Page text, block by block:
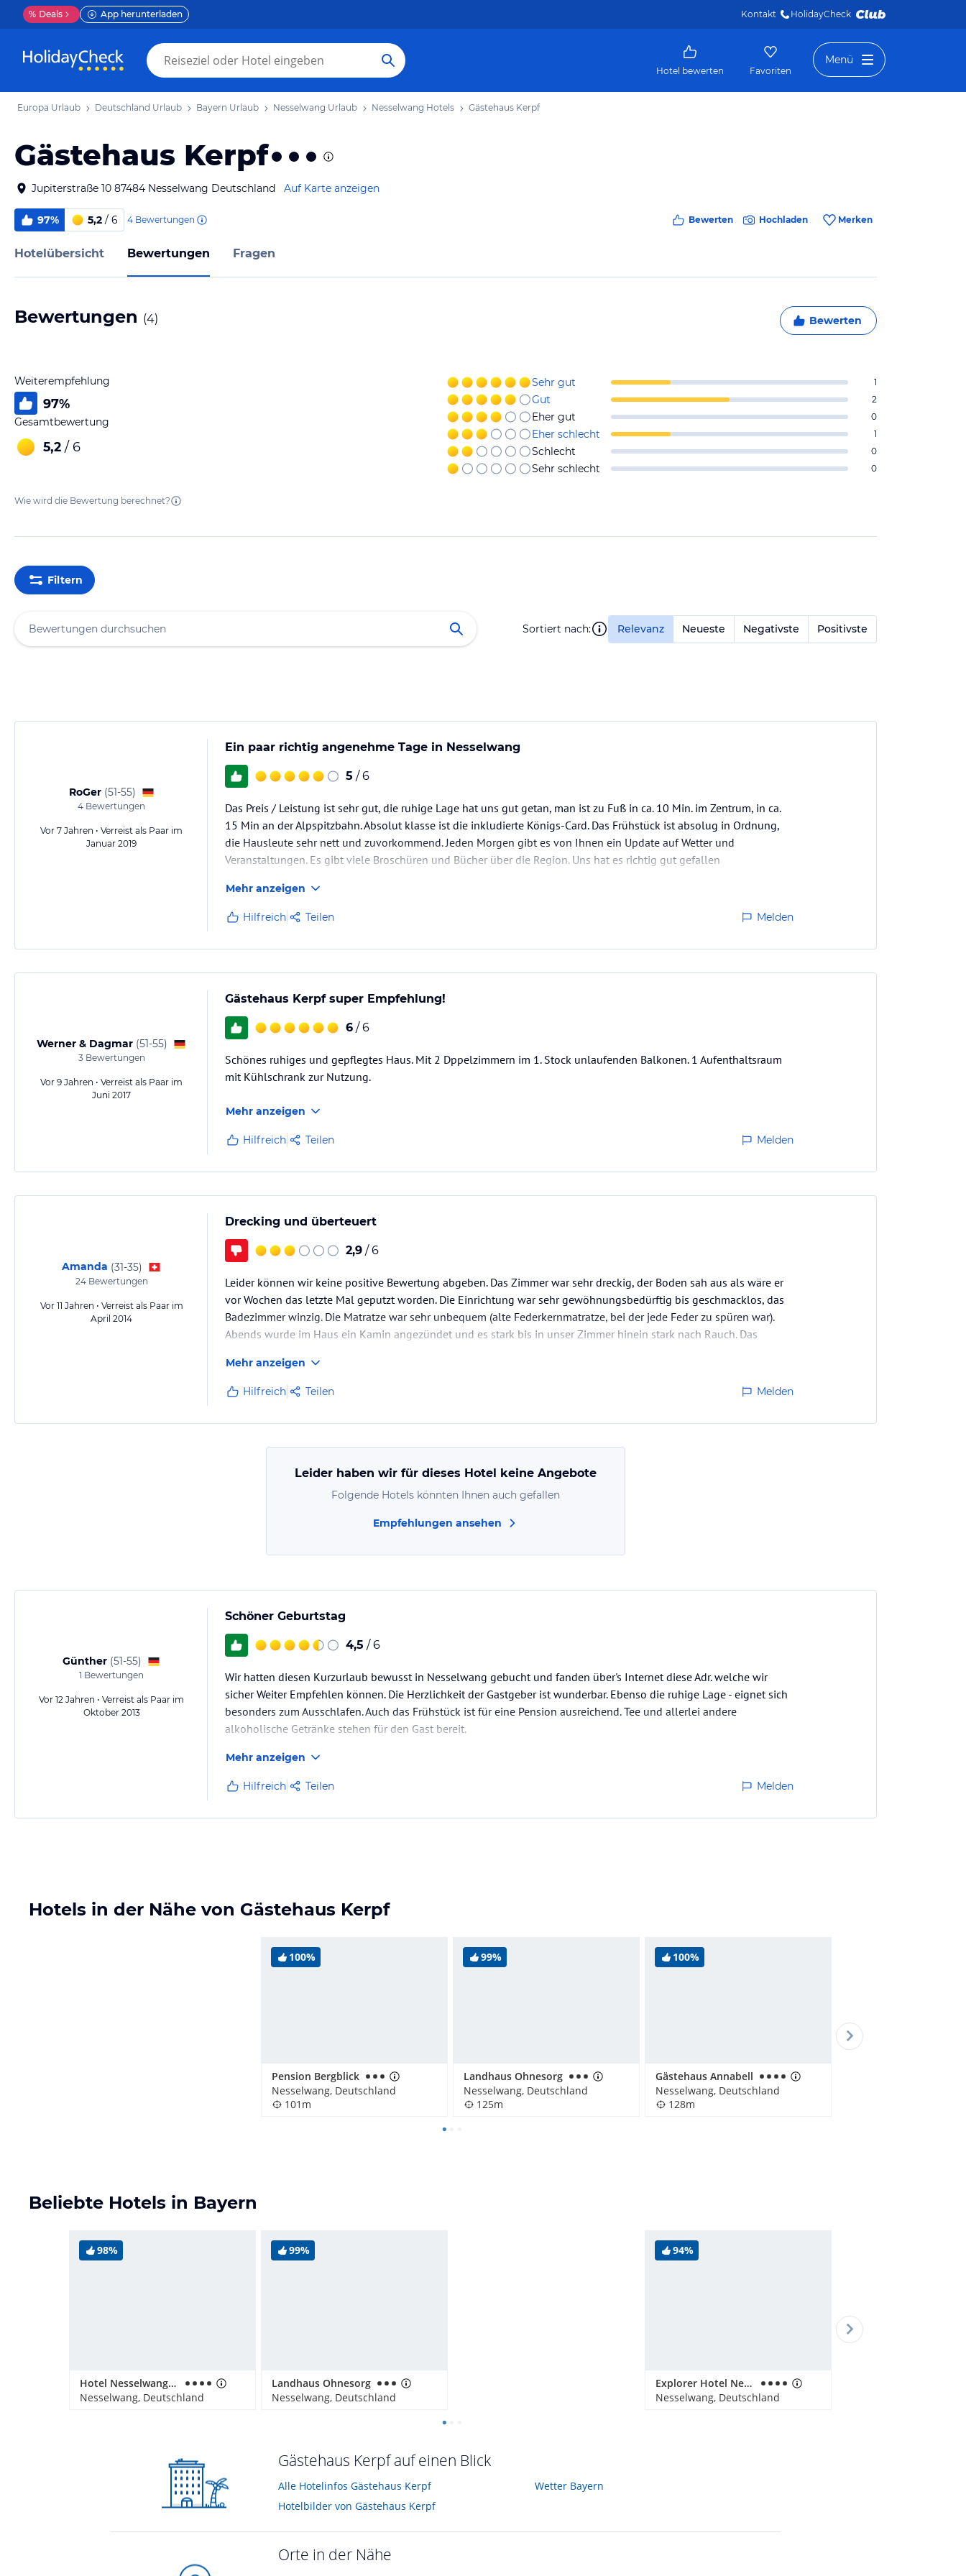
% Deals App herunterladen Kontakt HolidayCheck
Hotel bewerten Favoriten
Menü
Europa Urlaub Deutschland Urlaub Bayern Urlaub Nesselwang Urlaub Nesselwang Hotels Gästehaus Kerpf
Gästehaus Kerpf
Jupiterstraße 10 87484 Nesselwang Deutschland Auf Karte anzeigen
97% 5,2 / 6 4 Bewertungen Bewerten Hochladen Merken
Hotelübersicht Bewertungen Fragen
Bewertungen (4) Bewerten
Weiterempfehlung
97%
Gesamtbewertung
5,2 / 6
Sehr gut 1
Gut 2
Eher gut 0
Eher schlecht 1
Schlecht 0
Sehr schlecht 0
Wie wird die Bewertung berechnet?
Filtern
Sortiert nach: Relevanz Neueste Negativste Positivste
RoGer (51-55)
4 Bewertungen
Vor 7 Jahren • Verreist als Paar im
Januar 2019
Ein paar richtig angenehme Tage in Nesselwang
5 / 6
Das Preis / Leistung ist sehr gut, die ruhige Lage hat uns gut getan, man ist zu Fuß in ca. 10 Min. im Zentrum, in ca.
15 Min an der Alpspitzbahn. Absolut klasse ist die inkludierte Königs-Card. Das Frühstück ist absolug in Ordnung,
die Hausleute sehr nett und zuvorkommend. Jeden Morgen gibt es von Ihnen ein Update auf Wetter und
Veranstaltungen. Es gibt viele Broschüren und Bücher über die Region. Uns hat es richtig gut gefallen
Mehr anzeigen
Hilfreich Teilen Melden
Werner & Dagmar (51-55)
3Bewertungen
Vor 9 Jahren • Verreist als Paar im
Juni 2017
Gästehaus Kerpf super Empfehlung!
6 / 6
Schönes ruhiges und gepflegtes Haus. Mit 2 Dppelzimmern im 1. Stock unlaufenden Balkonen. 1 Aufenthaltsraum
mit Kühlschrank zur Nutzung.
Mehr anzeigen
Hilfreich Teilen Melden
Amanda (31-35)
24Bewertungen
Vor 11 Jahren • Verreist als Paar im
April 2014
Drecking und überteuert
2,9 / 6
Leider können wir keine positive Bewertung abgeben. Das Zimmer war sehr dreckig, der Boden sah aus als wäre er
vor Wochen das letzte Mal geputzt worden. Die Einrichtung war sehr gewöhnungsbedürftig bis geschmacklos, das
Badezimmer winzig. Die Matratze war sehr unbequem (alte Federkernmatratze, bei der jede Feder zu spüren war).
Abends wurde im Haus ein Kamin angezündet und es stark bis in unser Zimmer hinein stark nach Rauch. Das
Mehr anzeigen
Hilfreich Teilen Melden
Leider haben wir für dieses Hotel keine Angebote
Folgende Hotels könnten Ihnen auch gefallen
Empfehlungen ansehen
Günther (51-55)
1 Bewertungen
Vor 12 Jahren • Verreist als Paar im
Oktober 2013
Schöner Geburtstag
4,5 / 6
Wir hatten diesen Kurzurlaub bewusst in Nesselwang gebucht und fanden über's Internet diese Adr. welche wir
sicher Weiter Empfehlen können. Die Herzlichkeit der Gastgeber ist wunderbar. Ebenso die ruhige Lage - eignet sich
besonders zum Ausschlafen. Auch das Frühstück ist für eine Pension ausreichend. Tee und allerlei andere
alkoholische Getränke stehen für den Gast bereit.
Mehr anzeigen
Hilfreich Teilen Melden
Hotels in der Nähe von Gästehaus Kerpf
100%
Pension Bergblick
Nesselwang, Deutschland
101m
99%
Landhaus Ohnesorg
Nesselwang, Deutschland
125m
100%
Gästehaus Annabell
Nesselwang, Deutschland
128m
Beliebte Hotels in Bayern
98%
Hotel Nesselwanger Hof
Nesselwang, Deutschland
99%
Landhaus Ohnesorg
Nesselwang, Deutschland
94%
Explorer Hotel Neuschwanstein
Nesselwang, Deutschland
Gästehaus Kerpf auf einen Blick
Alle Hotelinfos Gästehaus Kerpf
Hotelbilder von Gästehaus Kerpf
Wetter Bayern
Orte in der Nähe